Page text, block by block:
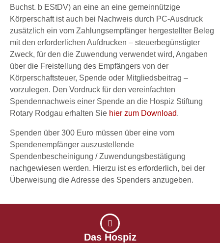
Buchst. b EStDV) an eine an eine gemeinnützige
Körperschaft ist auch bei Nachweis durch PC-Ausdruck
zusätzlich ein vom Zahlungsempfänger hergestellter Beleg
mit den erforderlichen Aufdrucken – steuerbegünstigter
Zweck, für den die Zuwendung verwendet wird, Angaben
über die Freistellung des Empfängers von der
Körperschaftsteuer, Spende oder Mitgliedsbeitrag –
vorzulegen. Den Vordruck für den vereinfachten
Spendennachweis einer Spende an die Hospiz Stiftung
Rotary Rodgau erhalten Sie hier zum Download.
Spenden über 300 Euro müssen über eine vom
Spendenempfänger auszustellende
Spendenbescheinigung / Zuwendungsbestätigung
nachgewiesen werden. Hierzu ist es erforderlich, bei der
Überweisung die Adresse des Spenders anzugeben.
Das Hospiz